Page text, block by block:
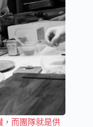
，而團隊就是供